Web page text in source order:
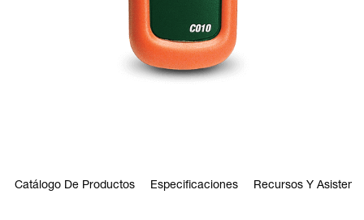
Catálogo De Productos Especificaciones Recursos Y